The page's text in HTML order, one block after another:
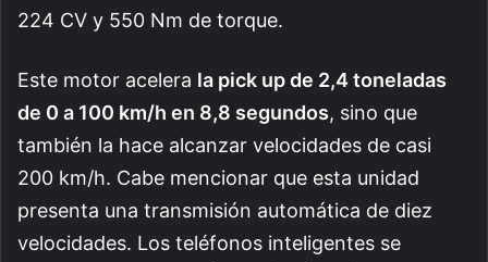
224 CV y 550 Nm de torque.
Este motor acelera la pick up de 2,4 toneladas
de 0 a 100 km/h en 8,8 segundos, sino que
también la hace alcanzar velocidades de casi
200 km/h. Cabe mencionar que esta unidad
presenta una transmisión automática de diez
velocidades. Los teléfonos inteligentes se